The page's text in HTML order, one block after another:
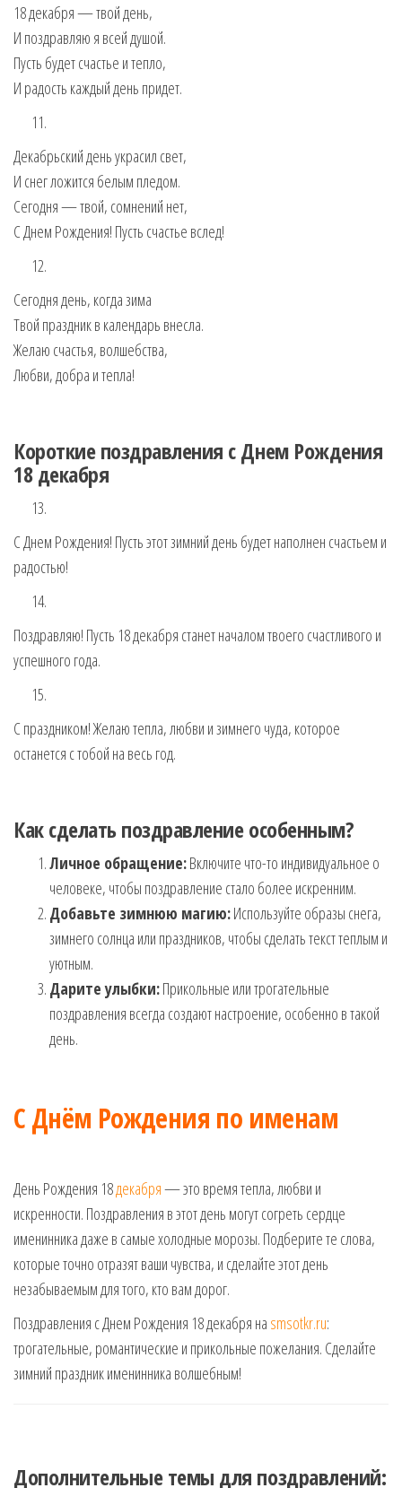
18 декабря — твой день,
И поздравляю я всей душой.
Пусть будет счастье и тепло,
И радость каждый день придет.
Декабрьский день украсил свет,
И снег ложится белым пледом.
Сегодня — твой, сомнений нет,
С Днем Рождения! Пусть счастье вслед!
Сегодня день, когда зима
Твой праздник в календарь внесла.
Желаю счастья, волшебства,
Любви, добра и тепла!
Короткие поздравления с Днем Рождения
18 декабря
С Днем Рождения! Пусть этот зимний день будет наполнен счастьем и
радостью!
Поздравляю! Пусть 18 декабря станет началом твоего счастливого и
успешного года.
С праздником! Желаю тепла, любви и зимнего чуда, которое
останется с тобой на весь год.
Как сделать поздравление особенным?
Личное обращение:Включите что-то индивидуальное о
человеке, чтобы поздравление стало более искренним.
Добавьте зимнюю магию:Используйте образы снега,
зимнего солнца или праздников, чтобы сделать текст теплым и
уютным.
Дарите улыбки:Прикольные или трогательные
поздравления всегда создают настроение, особенно в такой
день.
С Днём Рождения по именам
День Рождения 18декабря— это время тепла, любви и
искренности. Поздравления в этот день могут согреть сердце
именинника даже в самые холодные морозы. Подберите те слова,
которые точно отразят ваши чувства, и сделайте этот день
незабываемым для того, кто вам дорог.
Поздравления с Днем Рождения 18 декабря на smsotkr.ru:
трогательные, романтические и прикольные пожелания. Сделайте
зимний праздник именинника волшебным!
Дополнительные темы для поздравлений: